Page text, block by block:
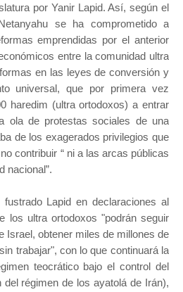
por Yanir Lapid. Así, según el
se ha comprometido a
emprendidas por el anterior
entre la comunidad ultra
en las leyes de conversión y
universal, que por primera vez
haredim (ultra ortodoxos) a entrar
ola de protestas sociales de una
de los exagerados privilegios que
contribuir “ ni a las arcas públicas
nacional”.
Lapid en declaraciones al
los ultra ortodoxos "podrán seguir
Israel, obtener miles de millones de
trabajar", con lo que continuará la
teocrático bajo el control del
régimen de los ayatolá de Irán),